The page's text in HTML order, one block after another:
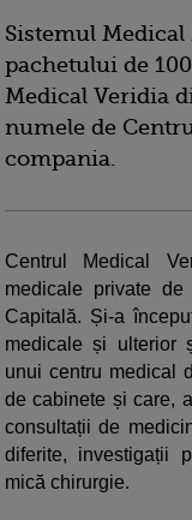
Sistemul
pachetului de
Medical Veridia
numele de
compania.
Centrul Medical
medicale private
Capitală. Și-a
medicale și ulterior
unui centru medical
de cabinete și care,
consultații de
diferite, investigații
mică chirurgie.